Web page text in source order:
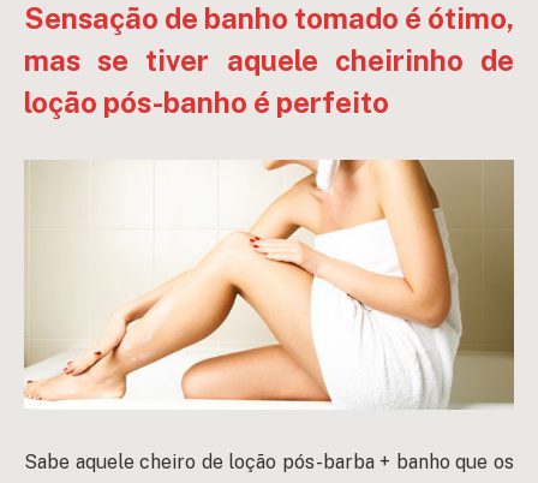
Sensação de banho tomado é ótimo,
mas se tiver aquele cheirinho de
loção pós-banho é perfeito
Sabe aquele cheiro de loção pós-barba + banho que os